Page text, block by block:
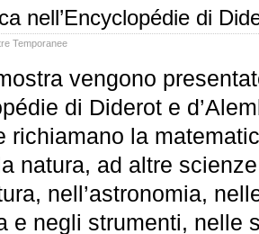
nell’Encyclopédie di
Temporanee
vengono
di Diderot e
richiamano la
natura, ad altre
nell’astronomia,
e negli strumenti, nelle